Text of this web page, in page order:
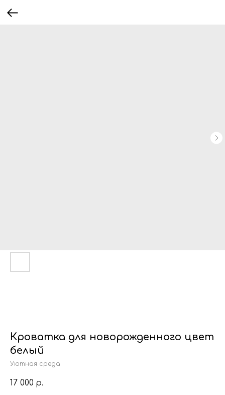
Кроватка для новорожденного цвет
белый
Уютная среда
17 000 р.